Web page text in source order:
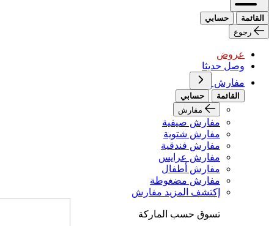
القائمة
حسابي
رجوع
عروض
وصل حديثا
مفارش
القائمة
حسابي
مفارش
مفارش صيفية
مفارش شتوية
مفارش فندقية
مفارش عرايس
مفارش أطفال
مفارش مضغوطة
إكتشف المزيد مفارش
تسوق حسب الماركة